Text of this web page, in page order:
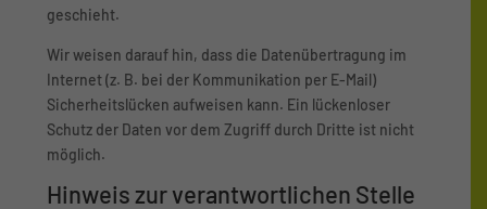
geschieht.
Wir weisen darauf hin, dass die Datenübertragung im
Internet (z. B. bei der Kommunikation per E-Mail)
Sicherheitslücken aufweisen kann. Ein lückenloser
Schutz der Daten vor dem Zugriff durch Dritte ist nicht
möglich.
Hinweis zur verantwortlichen Stelle